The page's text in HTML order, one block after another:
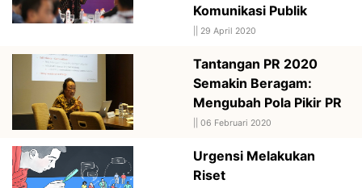
Komunikasi Publik
29 April 2020
Tantangan PR 2020
Semakin Beragam:
Mengubah Pola Pikir PR
06 Februari 2020
Urgensi Melakukan
Riset